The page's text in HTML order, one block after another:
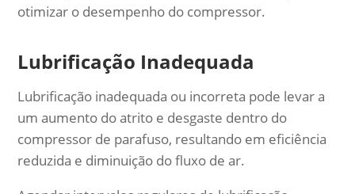
otimizar o desempenho do compressor.
Lubrificação Inadequada
Lubrificação inadequada ou incorreta pode levar a
um aumento do atrito e desgaste dentro do
compressor de parafuso, resultando em eficiência
reduzida e diminuição do fluxo de ar.